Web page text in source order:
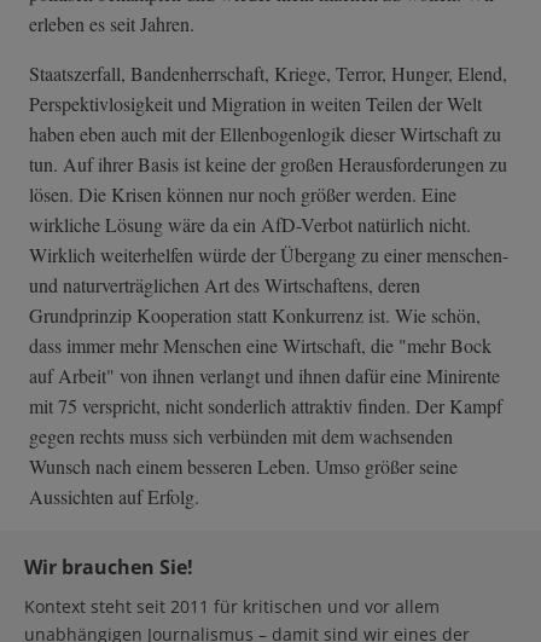
erleben es seit Jahren.
Staatszerfall, Bandenherrschaft, Kriege, Terror, Hunger, Elend,
Perspektivlosigkeit und Migration in weiten Teilen der Welt
haben eben auch mit der Ellenbogenlogik dieser Wirtschaft zu
tun. Auf ihrer Basis ist keine der großen Herausforderungen zu
lösen. Die Krisen können nur noch größer werden. Eine
wirkliche Lösung wäre da ein AfD-Verbot natürlich nicht.
Wirklich weiterhelfen würde der Übergang zu einer menschen-
und naturverträglichen Art des Wirtschaftens, deren
Grundprinzip Kooperation statt Konkurrenz ist. Wie schön,
dass immer mehr Menschen eine Wirtschaft, die "mehr Bock
auf Arbeit" von ihnen verlangt und ihnen dafür eine Minirente
mit 75 verspricht, nicht sonderlich attraktiv finden. Der Kampf
gegen rechts muss sich verbünden mit dem wachsenden
Wunsch nach einem besseren Leben. Umso größer seine
Aussichten auf Erfolg.
Wir brauchen Sie!
Kontext steht seit 2011 für kritischen und vor allem
unabhängigen Journalismus – damit sind wir eines der